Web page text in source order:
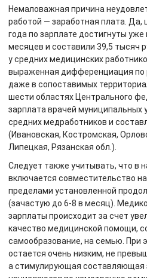
Немаловажная причина
работой — заработная плата. Да,
года по зарплате достигнуты
месяцев и составили 39,5 тысяч
у средних медицинских
выраженная дифференциация по
даже в сопоставимых
шести областях Центрального
зарплата врачей муниципальных
средних медработников и
(Ивановская, Костромская,
Липецкая, Рязанская обл.).
Следует также учитывать, что в
включается совместительство
пределами установленной
(зачастую до 6-8 в месяц).
зарплаты происходит за счет
качество медицинской помощи,
самообразование, на семью. При
остается очень низким, не
а стимулирующая составляющая